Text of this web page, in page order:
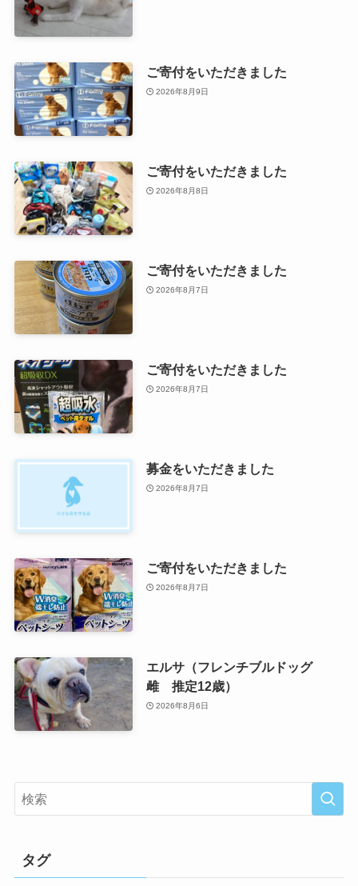
ご寄付をいただきました
2026年8月9日
ご寄付をいただきました
2026年8月8日
ご寄付をいただきました
2026年8月7日
ご寄付をいただきました
2026年8月7日
募金をいただきました
2026年8月7日
ご寄付をいただきました
2026年8月7日
エルサ（フレンチブルドッグ
雌 推定12歳）
2026年8月6日
タグ